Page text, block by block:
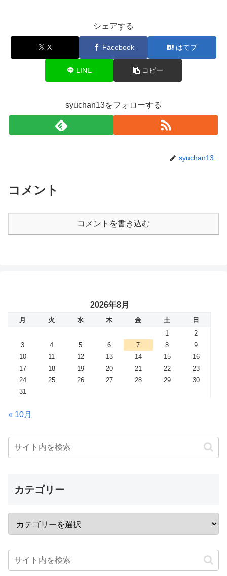
シェアする
X Facebook はてブ
LINE コピー
syuchan13をフォローする
syuchan13
コメント
コメントを書き込む
2026年8月
月 火 水 木 金 土
日
1
2
3
4 5 6 7 8
9
10
11 12 13 14 15
16
17
18 19 20 21 22
23
24
25 26 27 28 29
30
31
« 10月
カテゴリー